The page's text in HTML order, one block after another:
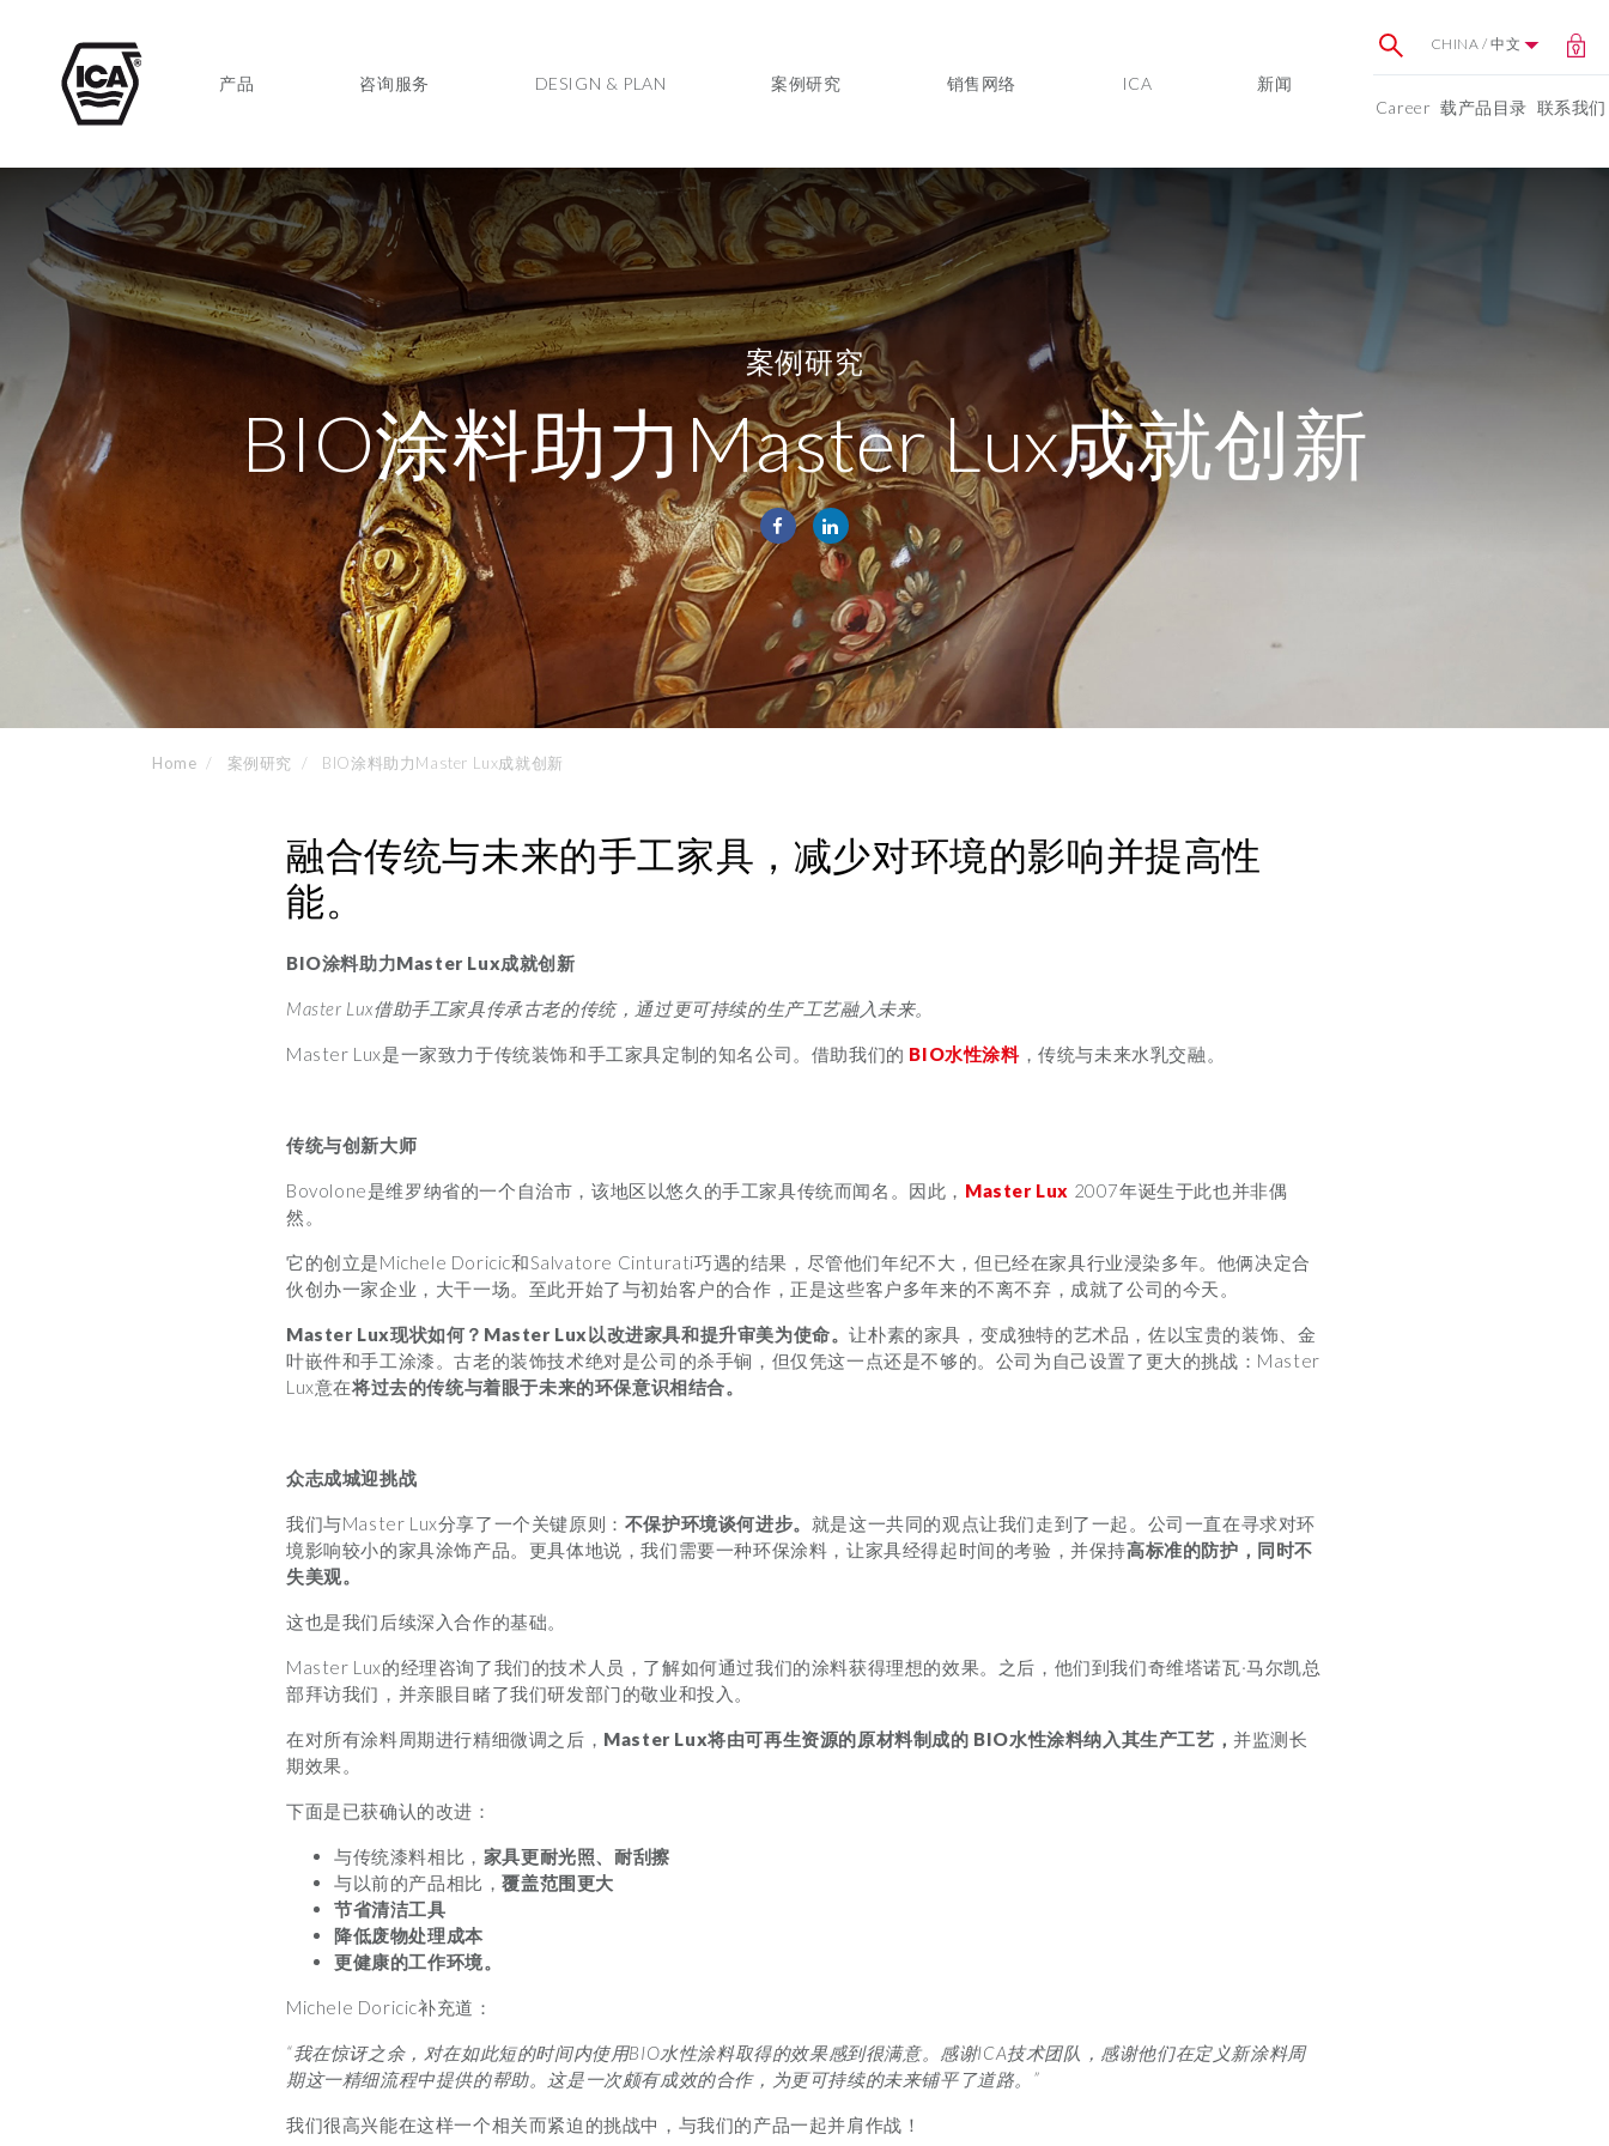
产品 咨询服务 DESIGN & PLAN 案例研究 销售网络 ICA 新闻
CHINA / 中文
Career 载产品目录 联系我们
案例研究
BIO涂料助力Master Lux成就创新
Home 案例研究 BIO涂料助力Master Lux成就创新
融合传统与未来的手工家具，减少对环境的影响并提高性
能。
BIO涂料助力Master Lux成就创新
Master Lux借助手工家具传承古老的传统，通过更可持续的生产工艺融入未来。
Master Lux是一家致力于传统装饰和手工家具定制的知名公司。借助我们的 BIO水性涂料，传统与未来水乳交融。
传统与创新大师
Bovolone是维罗纳省的一个自治市，该地区以悠久的手工家具传统而闻名。因此， Master Lux 2007年诞生于此也并非偶
然。
它的创立是Michele Doricic和Salvatore Cinturati巧遇的结果，尽管他们年纪不大，但已经在家具行业浸染多年。他俩决定合
伙创办一家企业，大干一场。至此开始了与初始客户的合作，正是这些客户多年来的不离不弃，成就了公司的今天。
Master Lux现状如何？Master Lux以改进家具和提升审美为使命。让朴素的家具，变成独特的艺术品，佐以宝贵的装饰、金
叶嵌件和手工涂漆。古老的装饰技术绝对是公司的杀手锏，但仅凭这一点还是不够的。公司为自己设置了更大的挑战：Master
Lux意在将过去的传统与着眼于未来的环保意识相结合。
众志成城迎挑战
我们与Master Lux分享了一个关键原则： 不保护环境谈何进步。 就是这一共同的观点让我们走到了一起。公司一直在寻求对环
境影响较小的家具涂饰产品。更具体地说，我们需要一种环保涂料，让家具经得起时间的考验，并保持高标准的防护，同时不
失美观。
这也是我们后续深入合作的基础。
Master Lux的经理咨询了我们的技术人员，了解如何通过我们的涂料获得理想的效果。之后，他们到我们奇维塔诺瓦·马尔凯总
部拜访我们，并亲眼目睹了我们研发部门的敬业和投入。
在对所有涂料周期进行精细微调之后， Master Lux将由可再生资源的原材料制成的 BIO水性涂料纳入其生产工艺，并监测长
期效果。
下面是已获确认的改进：
与传统漆料相比， 家具更耐光照、耐刮擦
与以前的产品相比，覆盖范围更大
节省清洁工具
降低废物处理成本
更健康的工作环境。
Michele Doricic补充道：
“我在惊讶之余，对在如此短的时间内使用BIO水性涂料取得的效果感到很满意。感谢ICA技术团队，感谢他们在定义新涂料周
期这一精细流程中提供的帮助。这是一次颇有成效的合作，为更可持续的未来铺平了道路。”
我们很高兴能在这样一个相关而紧迫的挑战中，与我们的产品一起并肩作战！